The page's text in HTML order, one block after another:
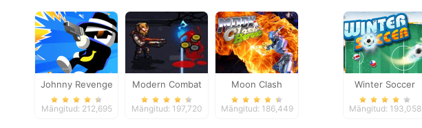
Johnny Revenge
Mängitud: 212,695
Modern Combat
Defense
Mängitud: 197,720
Moon Clash
Heroes
Mängitud: 186,449
Winter Soccer
Mängitud: 193,058